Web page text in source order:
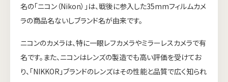
名の「ニコン（Nikon）」は、戦後に参入した35mmフィルムカメ
ラの商品名ないしブランド名が由来です。
ニコンのカメラは、特に一眼レフカメラやミラーレスカメラで有
名です。また、ニコンはレンズの製造でも高い評価を受けてお
り、「NIKKOR」ブランドのレンズはその性能と品質で広く知られ